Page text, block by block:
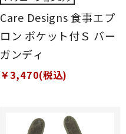
Care Designs 食事エプ
ロン ポケット付Ｓ バー
ガンディ
￥3,470(税込)